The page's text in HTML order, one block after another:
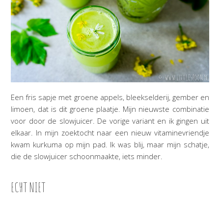
Een fris sapje met groene appels, bleekselderij, gember en
limoen, dat is dit groene plaatje. Mijn nieuwste combinatie
voor door de slowjuicer. De vorige variant en ik gingen uit
elkaar. In mijn zoektocht naar een nieuw vitaminevriendje
kwam kurkuma op mijn pad. Ik was blij, maar mijn schatje,
die de slowjuicer schoonmaakte, iets minder.
ECHT NIET